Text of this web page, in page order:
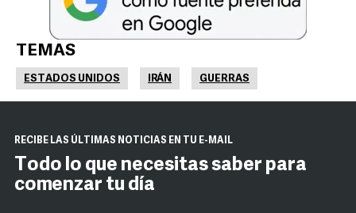
TEMAS
ESTADOS UNIDOS IRÁN GUERRAS
RECIBE LAS ÚLTIMAS NOTICIAS EN TU E-MAIL
Todo lo que necesitas saber para
comenzar tu día